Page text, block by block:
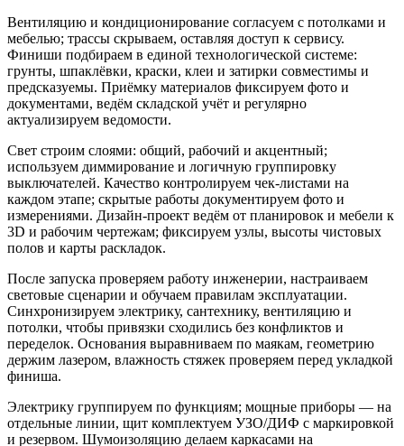
Вентиляцию и кондиционирование согласуем с потолками и
мебелью; трассы скрываем, оставляя доступ к сервису.
Финиши подбираем в единой технологической системе:
грунты, шпаклёвки, краски, клеи и затирки совместимы и
предсказуемы. Приёмку материалов фиксируем фото и
документами, ведём складской учёт и регулярно
актуализируем ведомости.
Свет строим слоями: общий, рабочий и акцентный;
используем диммирование и логичную группировку
выключателей. Качество контролируем чек-листами на
каждом этапе; скрытые работы документируем фото и
измерениями. Дизайн-проект ведём от планировок и мебели к
3D и рабочим чертежам; фиксируем узлы, высоты чистовых
полов и карты раскладок.
После запуска проверяем работу инженерии, настраиваем
световые сценарии и обучаем правилам эксплуатации.
Синхронизируем электрику, сантехнику, вентиляцию и
потолки, чтобы привязки сходились без конфликтов и
переделок. Основания выравниваем по маякам, геометрию
держим лазером, влажность стяжек проверяем перед укладкой
финиша.
Электрику группируем по функциям; мощные приборы — на
отдельные линии, щит комплектуем УЗО/ДИФ с маркировкой
и резервом. Шумоизоляцию делаем каркасами на